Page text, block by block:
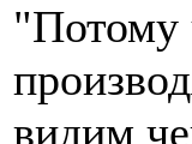
"Потому
видим